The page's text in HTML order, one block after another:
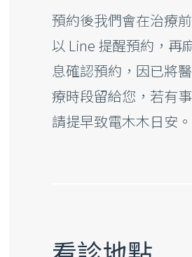
預約後我們會在治療
以 Line 提醒預約，再
息確認預約，因已將
療時段留給您，若有
請提早致電木木日安。